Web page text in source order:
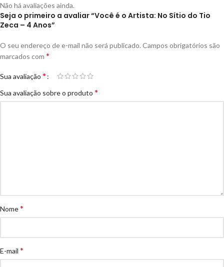
Não há avaliações ainda.
Seja o primeiro a avaliar “Você é o Artista: No Sítio do Tio
Zeca – 4 Anos”
O seu endereço de e-mail não será publicado. Campos obrigatórios são
marcados com *
Sua avaliação *
Sua avaliação sobre o produto *
Nome*
E-mail *